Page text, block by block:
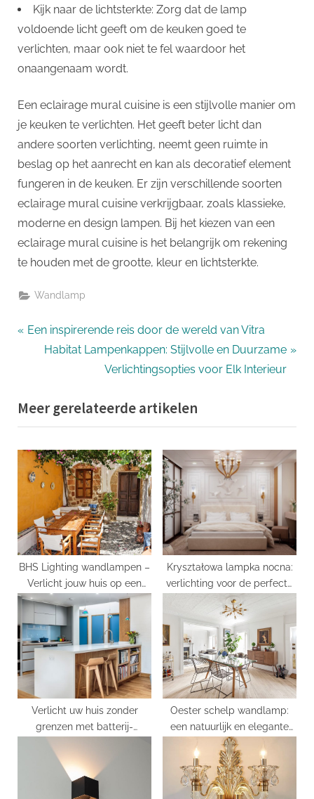
Kijk naar de lichtsterkte: Zorg dat de lamp
voldoende licht geeft om de keuken goed te
verlichten, maar ook niet te fel waardoor het
onaangenaam wordt.
Een eclairage mural cuisine is een stijlvolle manier om
je keuken te verlichten. Het geeft beter licht dan
andere soorten verlichting, neemt geen ruimte in
beslag op het aanrecht en kan als decoratief element
fungeren in de keuken. Er zijn verschillende soorten
eclairage mural cuisine verkrijgbaar, zoals klassieke,
moderne en design lampen. Bij het kiezen van een
eclairage mural cuisine is het belangrijk om rekening
te houden met de grootte, kleur en lichtsterkte.
Wandlamp
Bericht
P
o
u
P
s
t
:
Een inspirerende reis door de wereld van Vitra
N
t
P
o
s
t
Habitat Lampenkappen: Stijlvolle en Duurzame
Verlichtingsopties voor Elk Interieur
Meer gerelateerde artikelen
BHS Lighting wandlampen –
Verlicht jouw huis op een
unieke manier!
Kryształowa lampka nocna:
verlichting voor de perfecte
nachtrust
Verlicht uw huis zonder
grenzen met batterij-
Oester schelp wandlamp:
een natuurlijk en elegante
toevoeging aan uw
huisdecor